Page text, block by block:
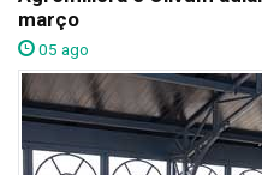
março
05 ago